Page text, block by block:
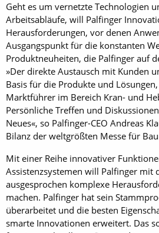
Geht es um vernetzte Technologien
Arbeitsabläufe, will Palfinger
Herausforderungen, vor denen
Ausgangspunkt für die konstanten
Produktneuheiten, die Palfinger auf
»Der direkte Austausch mit Kunden
Basis für die Produkte und
Marktführer im Bereich Kran- und
Persönliche Treffen und
Neues«, so Palfinger-CEO Andreas
Bilanz der weltgrößten Messe für
Mit einer Reihe innovativer
Assistenzsystemen will Palfinger mit
ausgesprochen komplexe
machen. Palfinger hat sein
überarbeitet und die besten
smarte Innovationen erweitert. Das